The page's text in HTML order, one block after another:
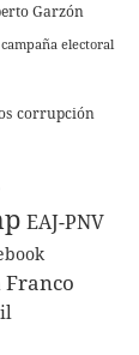
Garzón
campaña electoral
corrupción
EAJ-PNV
Franco